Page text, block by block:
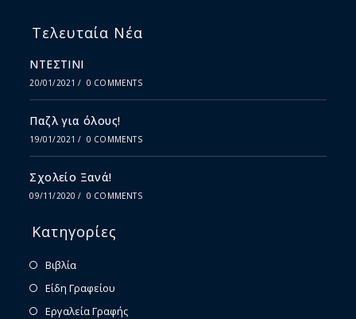
Τελευταία Νέα
ΝΤΕΣΤΙΝΙ
20/01/2021 / 0 COMMENTS
Παζλ για όλους!
19/01/2021 / 0 COMMENTS
Σχολείο Ξανά!
09/11/2020 / 0 COMMENTS
Κατηγορίες
Βιβλία
Είδη Γραφείου
Εργαλεία Γραφής